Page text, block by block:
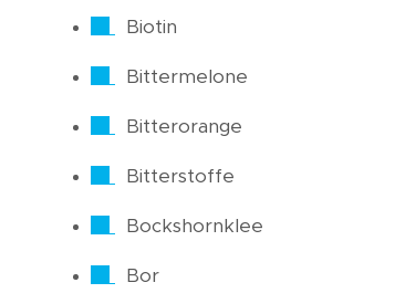
Biotin
Bittermelone
Bitterorange
Bitterstoffe
Bockshornklee
Bor